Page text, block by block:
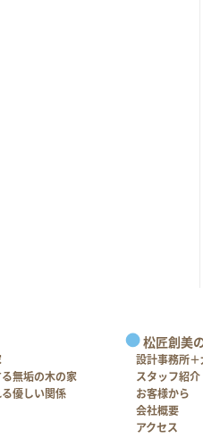
無垢の木の家
優しい関係
松匠創美
設計事務所＋
スタッフ紹介
お客様から
会社概要
アクセス